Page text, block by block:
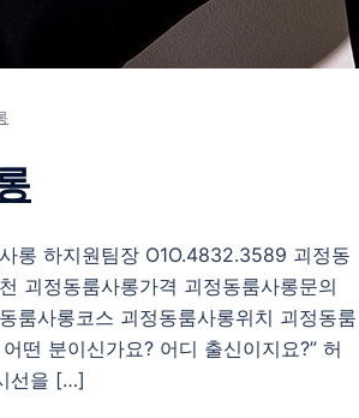
롱 하지원팀장 O1O.4832.3589 괴정동
괴정동룸사롱가격 괴정동룸사롱문의
룸사롱코스 괴정동룸사롱위치 괴정동룸
떤 분이신가요? 어디 출신이지요?” 허
선을 […]